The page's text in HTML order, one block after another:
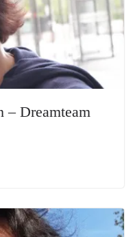
– Dreamteam